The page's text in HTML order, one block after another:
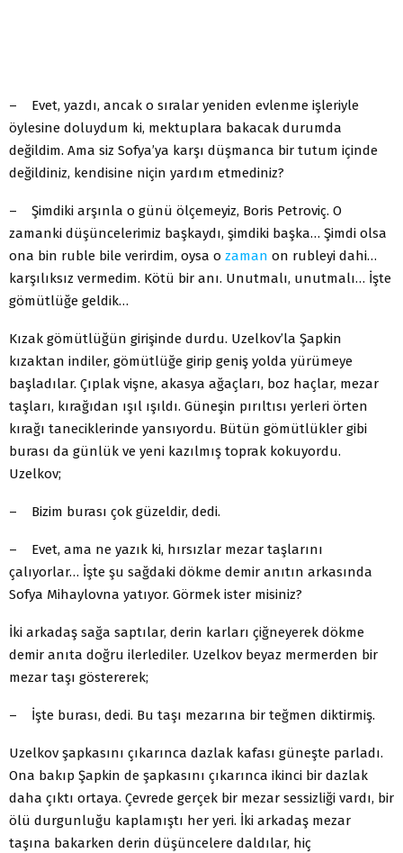
– Evet, yazdı, ancak o sıralar yeniden evlenme işleriyle
öylesine doluydum ki, mektuplara bakacak durumda
değildim. Ama siz Sofya’ya karşı düşmanca bir tutum içinde
değildiniz, kendisine niçin yardım etmediniz?
– Şimdiki arşınla o günü ölçemeyiz, Boris Petroviç. O
zamanki düşüncelerimiz başkaydı, şimdiki başka… Şimdi olsa
ona bin ruble bile verirdim, oysa o zaman on rubleyi dahi…
karşılıksız vermedim. Kötü bir anı. Unutmalı, unutmalı… İşte
gömütlüğe geldik…
Kızak gömütlüğün girişinde durdu. Uzelkov’la Şapkin
kızaktan indiler, gömütlüğe girip geniş yolda yürümeye
başladılar. Çıplak vişne, akasya ağaçları, boz haçlar, mezar
taşları, kırağıdan ışıl ışıldı. Güneşin pırıltısı yerleri örten
kırağı taneciklerinde yansıyordu. Bütün gömütlükler gibi
burası da günlük ve yeni kazılmış toprak kokuyordu.
Uzelkov;
– Bizim burası çok güzeldir, dedi.
– Evet, ama ne yazık ki, hırsızlar mezar taşlarını
çalıyorlar… İşte şu sağdaki dökme demir anıtın arkasında
Sofya Mihaylovna yatıyor. Görmek ister misiniz?
İki arkadaş sağa saptılar, derin karları çiğneyerek dökme
demir anıta doğru ilerlediler. Uzelkov beyaz mermerden bir
mezar taşı göstererek;
– İşte burası, dedi. Bu taşı mezarına bir teğmen diktirmiş.
Uzelkov şapkasını çıkarınca dazlak kafası güneşte parladı.
Ona bakıp Şapkin de şapkasını çıkarınca ikinci bir dazlak
daha çıktı ortaya. Çevrede gerçek bir mezar sessizliği vardı, bir
ölü durgunluğu kaplamıştı her yeri. İki arkadaş mezar
taşına bakarken derin düşüncelere daldılar, hiç